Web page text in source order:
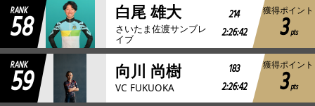
RANK
58 白尾 雄大
さいたま佐渡サンブレ
イブ
214
2:26:42
獲得ポイント
3pts
RANK
59 向川 尚樹
VC FUKUOKA
183
2:26:42
獲得ポイント
3pts